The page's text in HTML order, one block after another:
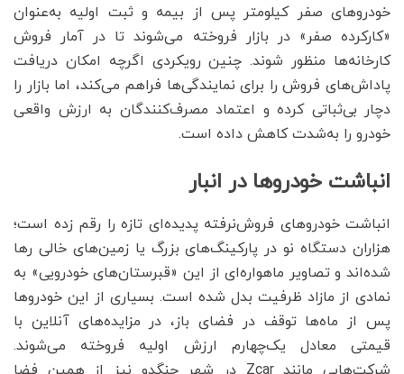
خودروهای صفر کیلومتر پس از بیمه و ثبت اولیه به‌عنوان
«کارکرده صفر» در بازار فروخته می‌شوند تا در آمار فروش
کارخانه‌ها منظور شوند. چنین رویکردی اگرچه امکان دریافت
پاداش‌های فروش را برای نمایندگی‌ها فراهم می‌کند، اما بازار را
دچار بی‌ثباتی کرده و اعتماد مصرف‌کنندگان به ارزش واقعی
خودرو را به‌شدت کاهش داده است.
انباشت خودروها در انبار
انباشت خودروهای فروش‌نرفته پدیده‌ای تازه را رقم زده است؛
هزاران دستگاه نو در پارکینگ‌های بزرگ یا زمین‌های خالی رها
شده‌اند و تصاویر ماهواره‌ای از این «قبرستان‌های خودرویی» به
نمادی از مازاد ظرفیت بدل شده است. بسیاری از این خودروها
پس از ماه‌ها توقف در فضای باز، در مزایده‌های آنلاین با
قیمتی معادل یک‌چهارم ارزش اولیه فروخته می‌شوند.